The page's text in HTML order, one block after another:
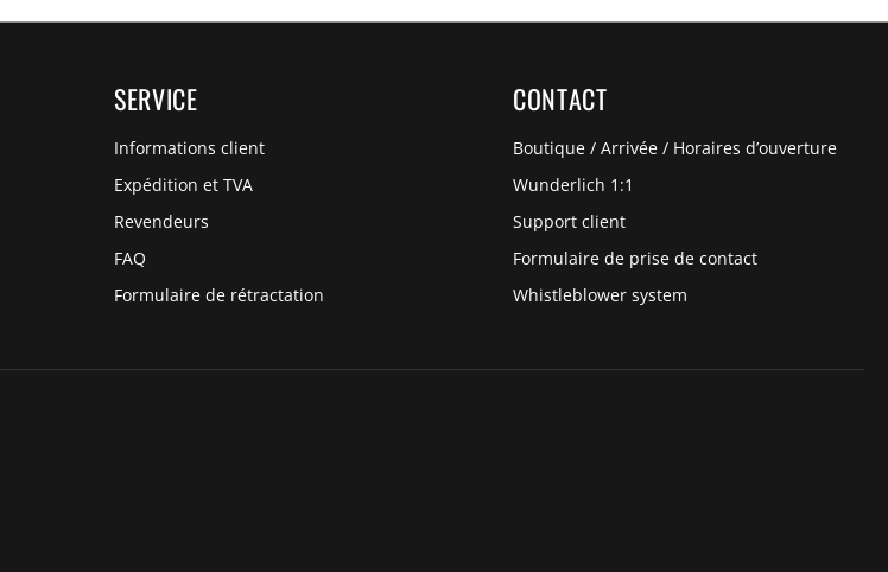
SERVICE
Informations client
Expédition et TVA
Revendeurs
FAQ
Formulaire de rétractation
CONTACT
Boutique / Arrivée / Horaires d’ouverture
Wunderlich 1:1
Support client
Formulaire de prise de contact
Whistleblower system